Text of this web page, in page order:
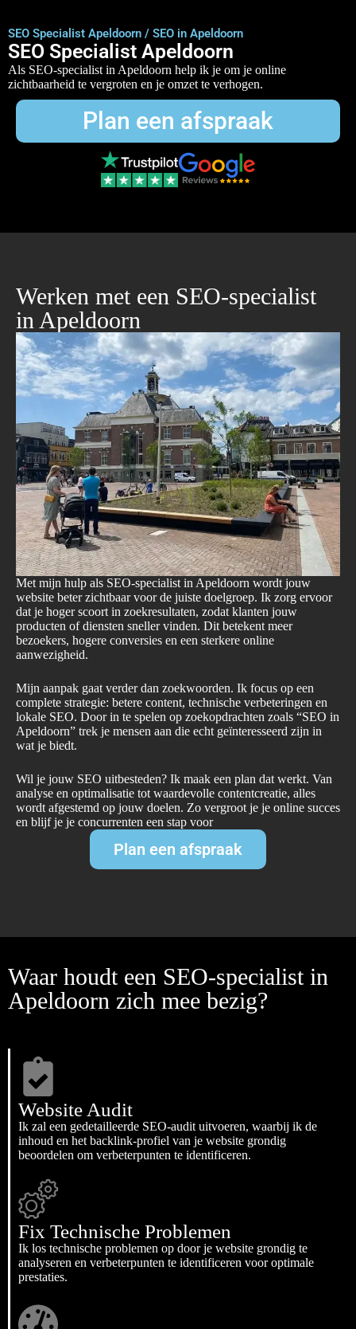
SEO Specialist Apeldoorn / SEO in Apeldoorn
SEO Specialist Apeldoorn
Als SEO-specialist in Apeldoorn help ik je om je online
zichtbaarheid te vergroten en je omzet te verhogen.
Plan een afspraak
Werken met een SEO-specialist
in Apeldoorn
Met mijn hulp als SEO-specialist in Apeldoorn wordt jouw
website beter zichtbaar voor de juiste doelgroep. Ik zorg ervoor
dat je hoger scoort in zoekresultaten, zodat klanten jouw
producten of diensten sneller vinden. Dit betekent meer
bezoekers, hogere conversies en een sterkere online
aanwezigheid.
Mijn aanpak gaat verder dan zoekwoorden. Ik focus op een
complete strategie: betere content, technische verbeteringen en
lokale SEO. Door in te spelen op zoekopdrachten zoals “SEO in
Apeldoorn” trek je mensen aan die echt geïnteresseerd zijn in
wat je biedt.
Wil je jouw SEO uitbesteden? Ik maak een plan dat werkt. Van
analyse en optimalisatie tot waardevolle contentcreatie, alles
wordt afgestemd op jouw doelen. Zo vergroot je je online succes
en blijf je je concurrenten een stap voor
Plan een afspraak
Waar houdt een SEO-specialist in
Apeldoorn zich mee bezig?
Website Audit
Ik zal een gedetailleerde SEO-audit uitvoeren, waarbij ik de
inhoud en het backlink-profiel van je website grondig
beoordelen om verbeterpunten te identificeren.
Fix Technische Problemen
Ik los technische problemen op door je website grondig te
analyseren en verbeterpunten te identificeren voor optimale
prestaties.